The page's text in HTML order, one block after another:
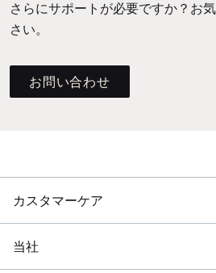
さらにサポートが必要ですか？お
さい。
お問い合わせ
カスタマーケア
当社